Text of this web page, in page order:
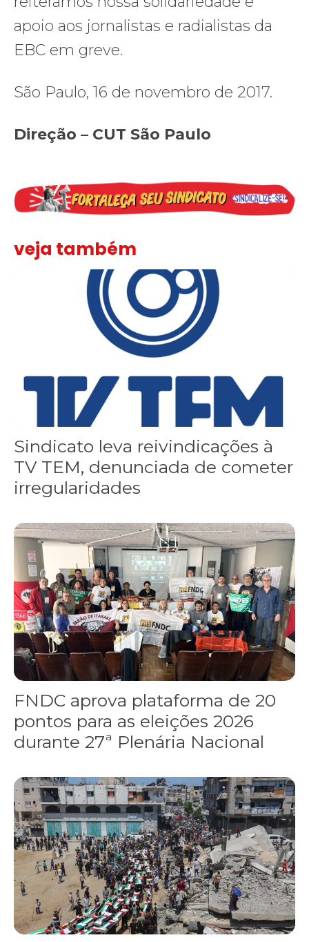
apoio aos jornalistas e radialistas da
EBC em greve.
São Paulo, 16 de novembro de 2017.
Direção – CUT São Paulo
veja também
Sindicato leva reivindicações à TV TEM, denunciada de cometer
Sindicato leva reivindicações à
TV TEM, denunciada de cometer
irregularidades
FNDC aprova plataforma de 20 pontos para as eleições 2026
FNDC aprova plataforma de 20
pontos para as eleições 2026
durante 27ª Plenária Nacional
Gaza realiza funeral coletivo de 112 pessoas assassinadas por